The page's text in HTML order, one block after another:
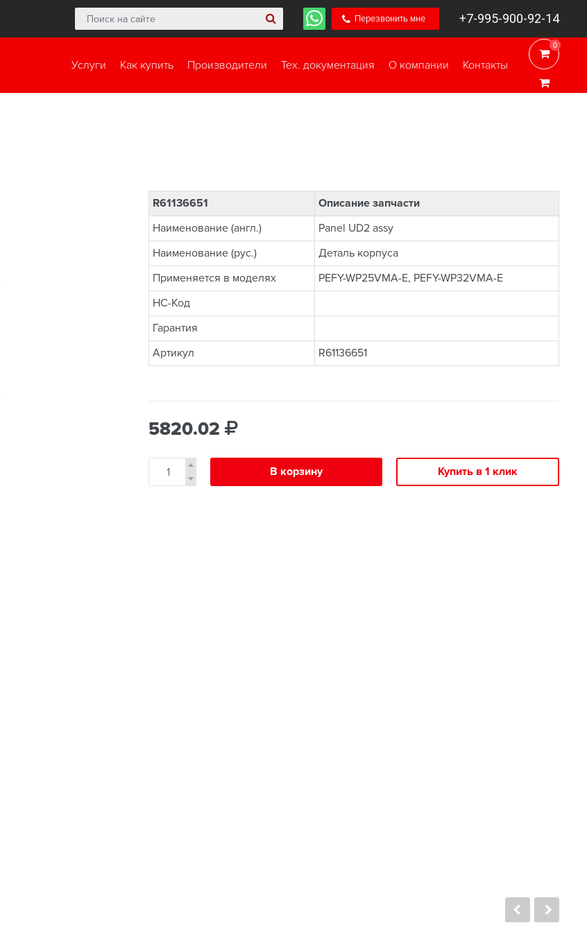
Перезвонить мне +7-995-900-92-14
0
0
Услуги Как купить Производители Тех. документация О компании Контакты
R61136651
Описание запчасти
Наименование (англ.)
Panel UD2 assy
Наименование (рус.)
Деталь корпуса
Применяется в моделях
PEFY-WP25VMA-E, PEFY-WP32VMA-E
НС-Код
Гарантия
Артикул
R61136651
5820.02
В корзину Купить в 1 клик